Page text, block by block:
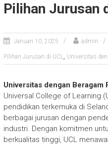
Pilihan Jurusan
Januari 10, 2025 admin
Pilihan Jurusan di UCL, Universitas
Universitas dengan Beragam
Universal College of Learning
pendidikan terkemuka di
berbagai jurusan dengan
industri. Dengan komitmen
berkualitas tinggi, UCL